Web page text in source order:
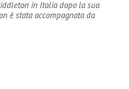
in Italia dopo la sua
è stata accompagnata da